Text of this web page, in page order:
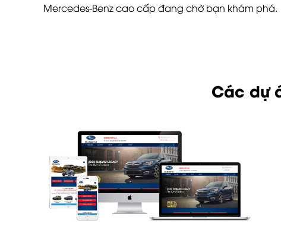
Mercedes-Benz cao cấp đang chờ bạn khám phá.
Các dự